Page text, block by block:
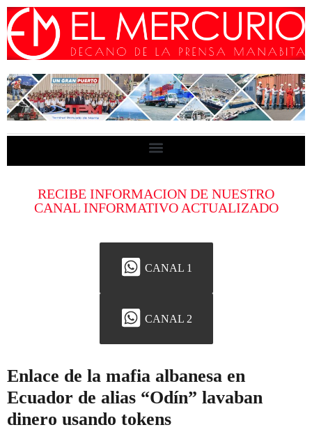
RECIBE INFORMACION DE NUESTRO
CANAL INFORMATIVO ACTUALIZADO
CANAL 1
CANAL 2
Enlace de la mafia albanesa en
Ecuador de alias “Odín” lavaban
dinero usando tokens